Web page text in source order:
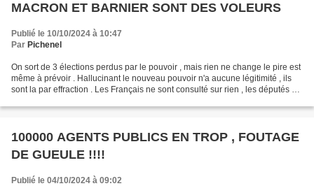
MACRON ET BARNIER SONT DES VOLEURS
Publié le 10/10/2024 à 10:47
Par Pichenel
On sort de 3 élections perdus par le pouvoir , mais rien ne change le pire est
même à prévoir . Hallucinant le nouveau pouvoir n'a aucune légitimité , ils
sont la par effraction . Les Français ne sont consulté sur rien , les députés et
100000 AGENTS PUBLICS EN TROP , FOUTAGE
DE GUEULE !!!!
Publié le 04/10/2024 à 09:02